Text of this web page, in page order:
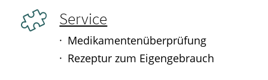
Service
Medikamentenüberprüfung
Rezeptur zum Eigengebrauch